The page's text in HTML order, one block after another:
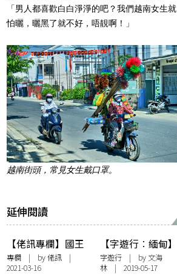
「男人都喜歡白白淨淨的吧？我們越南女生就
怕曬，曬黑了就不好，唔靚啊！」
越南街頭，常見女生戴口罩。
延伸閱讀
【佬訊專欄】國王
的新衣
專欄 | by佬訊 |
2021-03-16
【字遊行︰緬甸】
以守塔者之名
字遊行| by 文海
林| 2019-05-17